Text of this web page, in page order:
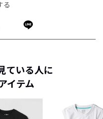
る
ている人に
イテム